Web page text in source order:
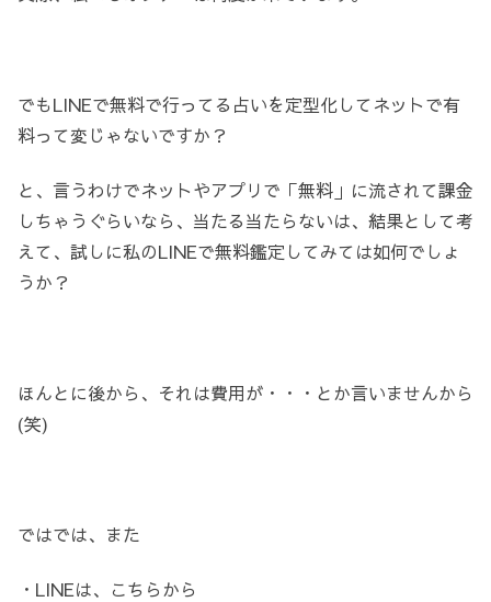
でもLINEで無料で行ってる占いを定型化してネットで有
料って変じゃないですか？
と、言うわけでネットやアプリで「無料」に流されて課金
しちゃうぐらいなら、当たる当たらないは、結果として考
えて、試しに私のLINEで無料鑑定してみては如何でしょ
うか？
ほんとに後から、それは費用が・・・とか言いませんから
(笑)
ではでは、また
・LINEは、こちらから